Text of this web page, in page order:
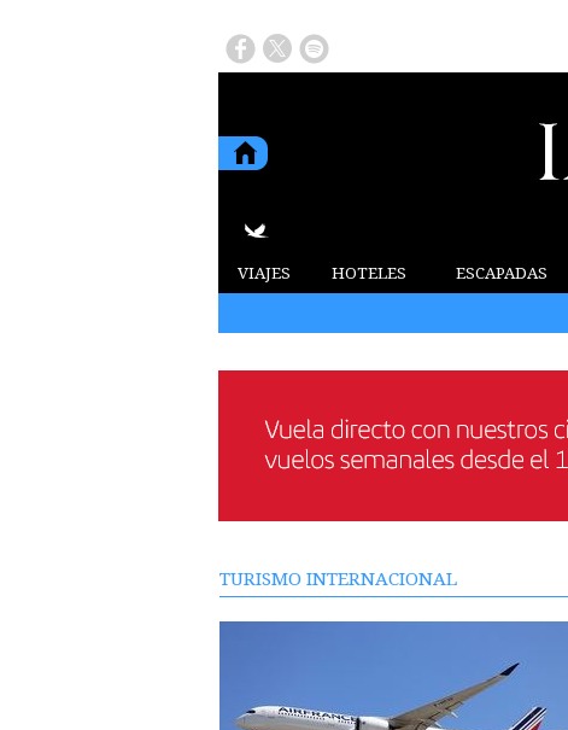
VIAJES HOTELES ESCAPADAS
TURISMO INTERNACIONAL